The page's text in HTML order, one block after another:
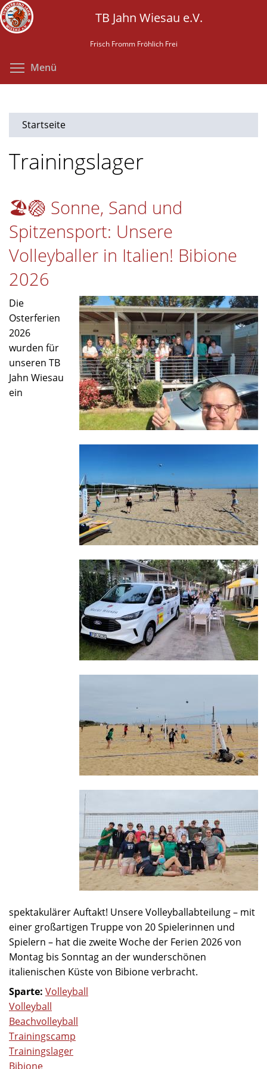
Direkt
zum
Inhalt
TB Jahn Wiesau e.V.
Frisch Fromm Fröhlich Frei
Menü
Startseite
Trainingslager
🏖🏐 Sonne, Sand und
Spitzensport: Unsere
Volleyballer in Italien! Bibione
2026
Die
Osterferien
2026
wurden für
unseren TB
Jahn Wiesau
ein
spektakulärer Auftakt! Unsere Volleyballabteilung – mit
einer großartigen Truppe von 20 Spielerinnen und
Spielern – hat die zweite Woche der Ferien 2026 von
Montag bis Sonntag an der wunderschönen
italienischen Küste von Bibione verbracht.
Sparte: Volleyball
Volleyball
Beachvolleyball
Trainingscamp
Trainingslager
Bibione